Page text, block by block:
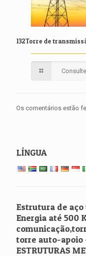
132Torre de
Os comentários estão
LÍNGUA
Estrutura de
Energia até 500
torre auto-apoio
ESTRUTURAS